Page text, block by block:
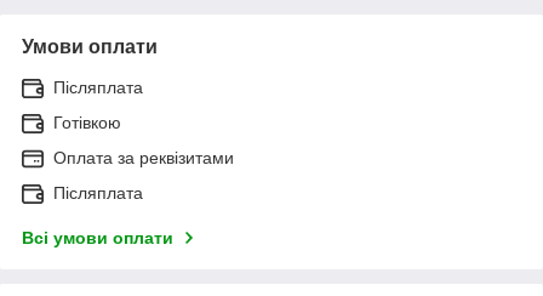
Умови оплати
Післяплата
Готівкою
Оплата за реквізитами
Післяплата
Всі умови оплати